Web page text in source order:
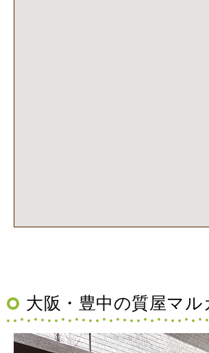
大阪・豊中の質屋マル